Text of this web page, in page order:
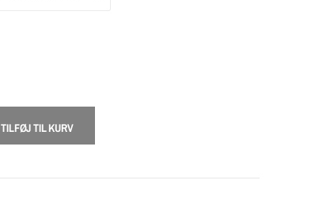
TILFØJ TIL KURV